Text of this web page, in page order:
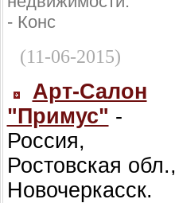
- Конс
(11-06-2015)
Арт-Салон
"Примус" -
Россия,
Ростовская обл.,
Новочеркасск.